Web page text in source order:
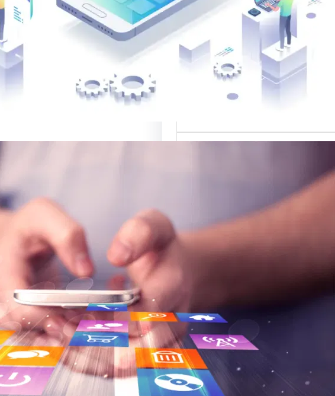
موقع قوالب: منصة متخصصة
في تقديم أفضل القوالب
لتصميم المواقع…
الإبداعي والفنون البصرية
موقع عربي لبيع التصاميم هو
منصة رائدة في عالم الفنون…